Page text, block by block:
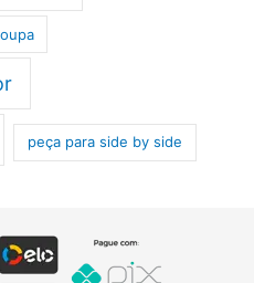
peça para side by side